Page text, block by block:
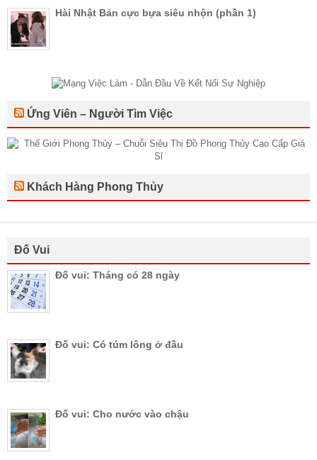
Hài Nhật Bản cực bựa siêu nhộn (phần 1)
Ứng Viên – Người Tìm Việc
Khách Hàng Phong Thủy
Đố Vui
Đố vui: Tháng có 28 ngày
Đố vui: Có túm lông ở đầu
Đố vui: Cho nước vào chậu